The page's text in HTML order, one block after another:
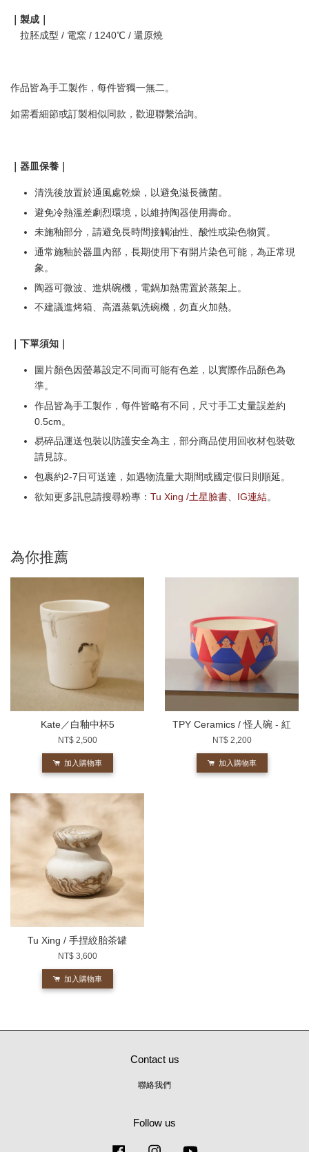
｜製成｜
拉胚成型 / 電窯 / 1240℃ / 還原燒
作品皆為手工製作，每件皆獨一無二。
如需看細節或訂製相似同款，歡迎聯繫洽詢。
｜器皿保養｜
清洗後放置於通風處乾燥，以避免滋長黴菌。
避免冷熱溫差劇烈環境，以維持陶器使用壽命。
未施釉部分，請避免長時間接觸油性、酸性或染色物質。
通常施釉於器皿內部，長期使用下有開片染色可能，為正常現
象。
陶器可微波、進烘碗機，電鍋加熱需置於蒸架上。
不建議進烤箱、高溫蒸氣洗碗機，勿直火加熱。
｜下單須知｜
圖片顏色因螢幕設定不同而可能有色差，以實際作品顏色為
準。
作品皆為手工製作，每件皆略有不同，尺寸手工丈量誤差約
0.5cm。
易碎品運送包裝以防護安全為主，部分商品使用回收材包裝敬
請見諒。
包裹約2-7日可送達，如遇物流量大期間或國定假日則順延。
欲知更多訊息請搜尋粉專： Tu Xing /土星臉書 IG連結。
為你推薦
Kate／白釉中杯5
NT$ 2,500
加入購物車
TPY Ceramics / 怪人碗 - 紅
NT$ 2,200
加入購物車
Tu Xing / 手捏絞胎茶罐
NT$ 3,600
加入購物車
Contact us
聯絡我們
Follow us
Facebook Instagram